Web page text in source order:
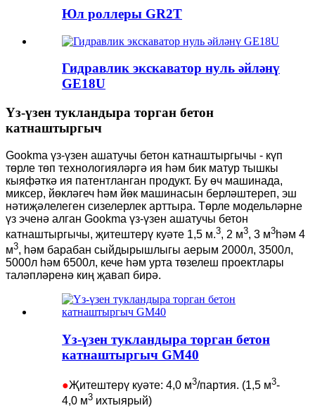
Юл роллеры GR2T
Гидравлик экскаватор нуль әйләнү
GE18U
Үз-үзен тукландыра торган бетон
катнаштыргыч
Gookma үз-үзен ашатучы бетон катнаштыргычы - күп
төрле төп технологияләргә ия һәм бик матур тышкы
кыяфәткә ия патентланган продукт. Бу өч машинада,
миксер, йөкләгеч һәм йөк машинасын берләштереп, эш
нәтиҗәлелеген сизелерлек арттыра. Төрле модельләрне
үз эченә алган Gookma үз-үзен ашатучы бетон
катнаштыргычы, җитештерү куәте 1,5 м.3, 2 м3, 3 м3һәм 4
м3, һәм барабан сыйдырышлыгы аерым 2000л, 3500л,
5000л һәм 6500л, кече һәм урта төзелеш проектлары
таләпләренә киң җавап бирә.
Үз-үзен тукландыра торган бетон
катнаштыргыч GM40
●Җитештерү куәте: 4,0 м3/партия. (1,5 м3-
4,0 м3 ихтыярый)